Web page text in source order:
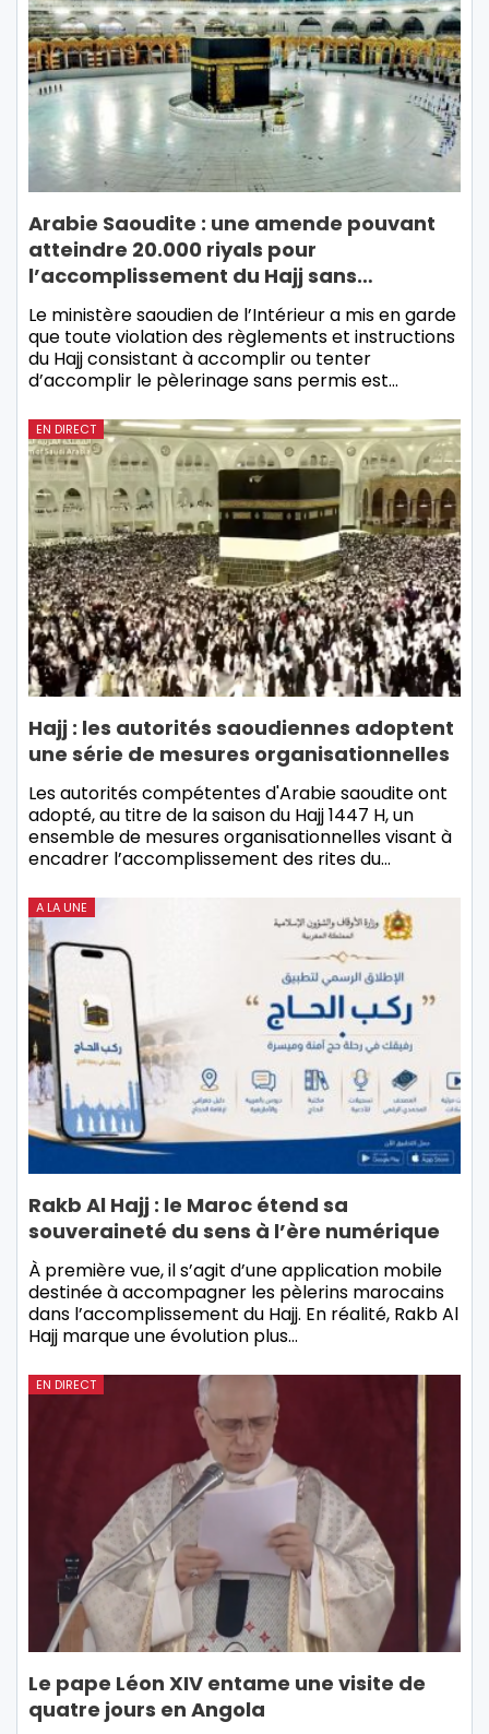
Arabie Saoudite : une amende pouvant
atteindre 20.000 riyals pour
l’accomplissement du Hajj sans…
Le ministère saoudien de l’Intérieur a mis en garde
que toute violation des règlements et instructions
du Hajj consistant à accomplir ou tenter
d’accomplir le pèlerinage sans permis est…
EN DIRECT
Hajj : les autorités saoudiennes adoptent
une série de mesures organisationnelles
Les autorités compétentes d'Arabie saoudite ont
adopté, au titre de la saison du Hajj 1447 H, un
ensemble de mesures organisationnelles visant à
encadrer l’accomplissement des rites du…
A LA UNE
Rakb Al Hajj : le Maroc étend sa
souveraineté du sens à l’ère numérique
À première vue, il s’agit d’une application mobile
destinée à accompagner les pèlerins marocains
dans l’accomplissement du Hajj. En réalité, Rakb Al
Hajj marque une évolution plus…
EN DIRECT
Le pape Léon XIV entame une visite de
quatre jours en Angola